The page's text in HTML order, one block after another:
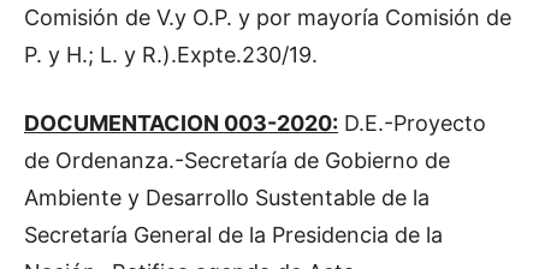
Comisión de V.y O.P. y por mayoría Comisión de
P. y H.; L. y R.).Expte.230/19.
DOCUMENTACION 003-2020: D.E.-Proyecto
de Ordenanza.-Secretaría de Gobierno de
Ambiente y Desarrollo Sustentable de la
Secretaría General de la Presidencia de la